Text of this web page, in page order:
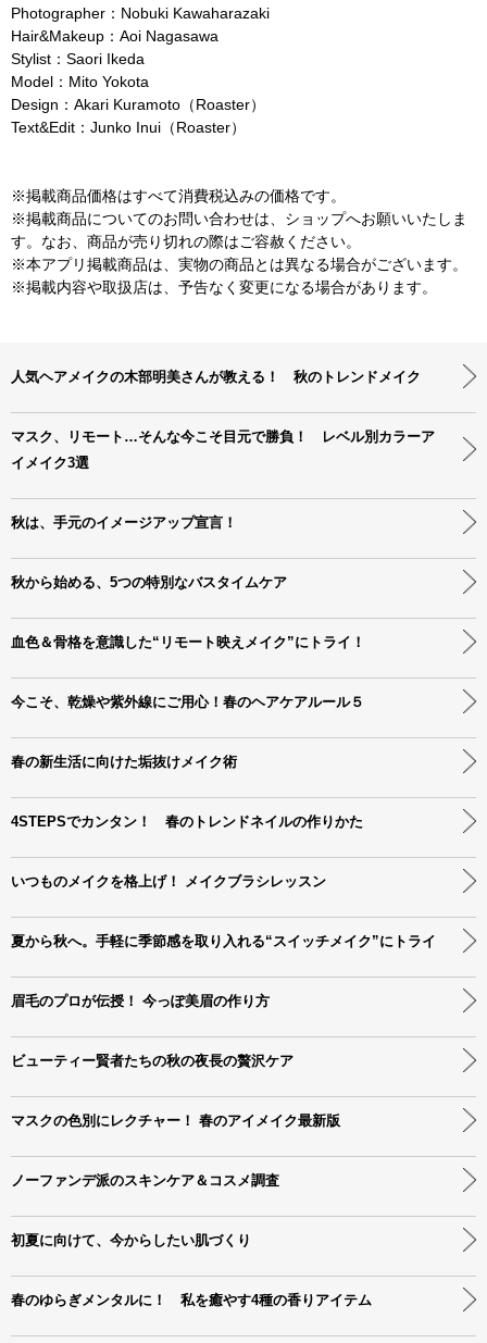
Photographer：Nobuki Kawaharazaki
Hair&Makeup：Aoi Nagasawa
Stylist：Saori Ikeda
Model：Mito Yokota
Design：Akari Kuramoto（Roaster）
Text&Edit：Junko Inui（Roaster）
※掲載商品価格はすべて消費税込みの価格です。
※掲載商品についてのお問い合わせは、ショップへお願いいたしま
す。なお、商品が売り切れの際はご容赦ください。
※本アプリ掲載商品は、実物の商品とは異なる場合がございます。
※掲載内容や取扱店は、予告なく変更になる場合があります。
人気ヘアメイクの木部明美さんが教える！ 秋のトレンドメイク
マスク、リモート…そんな今こそ目元で勝負！ レベル別カラーア
イメイク3選
秋は、手元のイメージアップ宣言！
秋から始める、5つの特別なバスタイムケア
血色＆骨格を意識した“リモート映えメイク”にトライ！
今こそ、乾燥や紫外線にご用心！春のヘアケアルール５
春の新生活に向けた垢抜けメイク術
4STEPSでカンタン！ 春のトレンドネイルの作りかた
いつものメイクを格上げ！ メイクブラシレッスン
夏から秋へ。手軽に季節感を取り入れる“スイッチメイク”にトライ
眉毛のプロが伝授！ 今っぽ美眉の作り方
ビューティー賢者たちの秋の夜長の贅沢ケア
マスクの色別にレクチャー！ 春のアイメイク最新版
ノーファンデ派のスキンケア＆コスメ調査
初夏に向けて、今からしたい肌づくり
春のゆらぎメンタルに！ 私を癒やす4種の香りアイテム